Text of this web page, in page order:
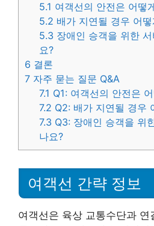
5.1 여객선의 안전은 어떻
5.2 배가 지연될 경우 어
5.3 장애인 승객을 위한
요?
6 결론
7 자주 묻는 질문 Q&A
7.1 Q1: 여객선의 안전은
7.2 Q2: 배가 지연될 경우
7.3 Q3: 장애인 승객을 위
나요?
여객선 간략 정보
여객선은 육상 교통수단과 연